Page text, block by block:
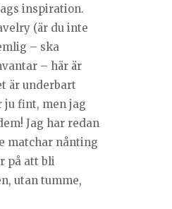
inspiration.
(är du inte
– ska
– här är
är underbart
ju fint, men jag
Jag har redan
matchar nånting
på att bli
utan tumme,